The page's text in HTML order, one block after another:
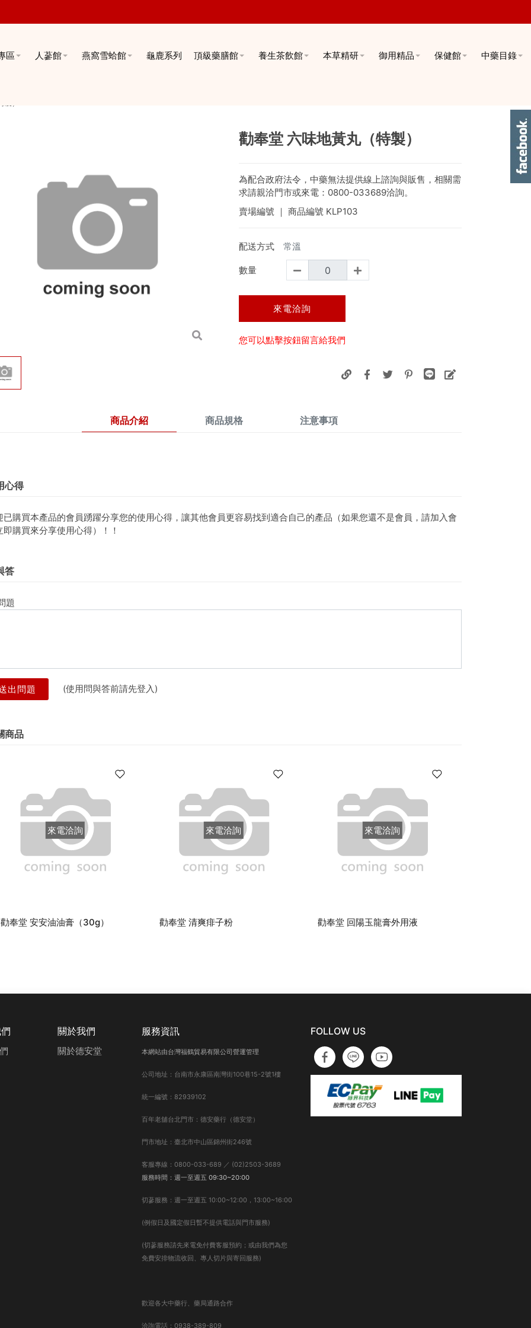
區 人蔘館 燕窩雪蛤館 龜鹿系列 頂級藥膳館 養生茶飲館 本草精研 御用精品 保健館 中藥目錄
勸奉堂 六味地黃丸（特製）
為配合政府法令，中藥無法提供線上諮詢與販售，相關需
求請親洽門市或來電：0800-033689洽詢。
賣場編號
｜ 商品編號 KLP103
配送方式 常溫
數量
來電洽詢
您可以點擊按鈕留言給我們
商品介紹 商品規格 注意事項
心得
已購買本產品的會員踴躍分享您的使用心得，讓其他會員更容易找到適合自己的產品（如果您還不是會員，請加入會
即購買來分享使用心得）！！
答
題
出問題 (使用問與答前請先登入)
商品
來電洽詢
勸奉堂 安安油油膏（30g）
來電洽詢
勸奉堂 清爽痱子粉
來電洽詢
勸奉堂 回陽玉龍膏外用液
關於我們
關於德安堂
服務資訊
本網站由台灣福鶴貿易有限公司營運管理
公司地址：台南市永康區南灣街100巷15-2號1樓
統一編號：82939102
百年老舖台北門市：德安藥行（德安堂）
門市地址：臺北市中山區錦州街246號
客服專線：0800-033-689 ／ (02)2503-3689
服務時間：週一至週五 09:30~20:00
切蔘服務：週一至週五 10:00~12:00，13:00~16:00
(例假日及國定假日暫不提供電話與門市服務)
(切蔘服務請先來電免付費客服預約；或由我們為您
免費安排物流收回、專人切片與寄回服務)
歡迎各大中藥行、藥局通路合作
洽詢電話：0938-389-809
FOLLOW US